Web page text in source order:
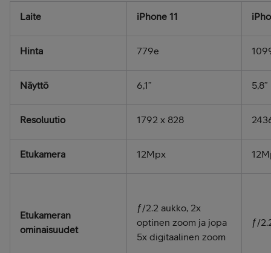
Laite iPhone 11
Hinta 779e
Näyttö 6,1” 5,8”
Resoluutio 1792 x 828
Etukamera 12Mpx
Etukameran
ominaisuudet
ƒ/2.2 aukko, 2x
optinen zoom ja jopa
5x digitaalinen zoom
ƒ/